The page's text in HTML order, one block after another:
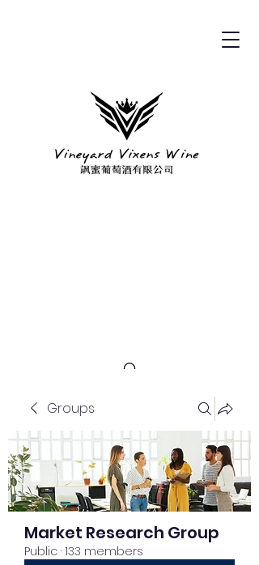
Groups
Market Research Group
Public · 133 members